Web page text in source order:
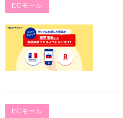
ECモール
ECモール